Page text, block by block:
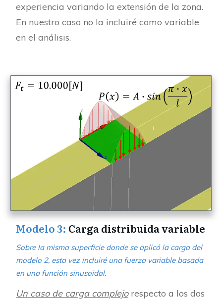
experiencia variando la extensión de la zona.
En nuestro caso no la incluiré como variable
en el análisis.
Modelo 3: Carga distribuida variable
Sobre la misma superficie donde se aplicó la carga del
modelo 2, esta vez incluiré una fuerza variable basada
en una función sinusoidal.
Un caso de carga complejorespecto a los dos